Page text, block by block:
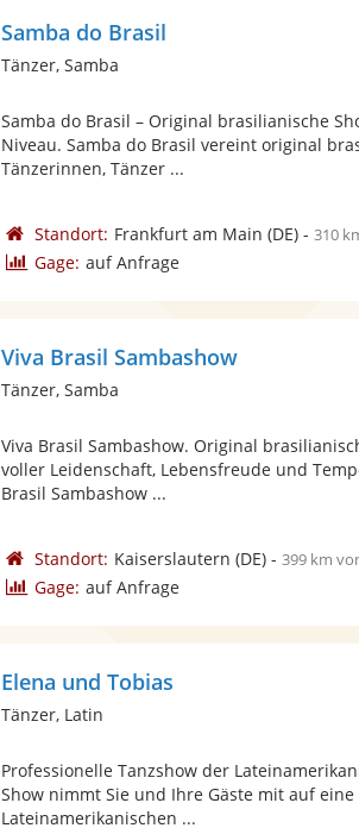
Samba do Brasil
Tänzer, Samba
Samba do Brasil – Original brasilianische
Niveau. Samba do Brasil vereint original
Tänzerinnen, Tänzer ...
Standort: Frankfurt am Main (DE)- 310
Gage: auf Anfrage
Viva Brasil Sambashow
Tänzer, Samba
Viva Brasil Sambashow. Original
voller Leidenschaft, Lebensfreude und
Brasil Sambashow ...
Standort: Kaiserslautern (DE)- 399 km
Gage: auf Anfrage
Elena und Tobias
Tänzer, Latin
Professionelle Tanzshow der
Show nimmt Sie und Ihre Gäste mit auf
Lateinamerikanischen ...